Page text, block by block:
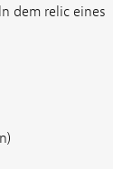
dem relic eines